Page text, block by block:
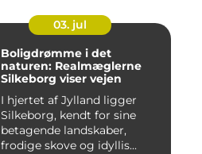
03. jul
Boligdrømme i det
naturen: Realmæglerne
Silkeborg viser vejen
I hjertet af Jylland ligger
Silkeborg, kendt for sine
betagende landskaber,
frodige skove og idyllis...